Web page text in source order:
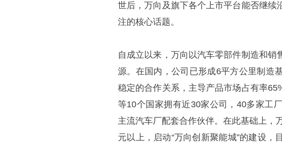
世后，万向及旗下各个上市平台能否继续
注的核心话题。
自成立以来，万向以汽车零部件制造和
源。在国内，公司已形成6平方公里制造
稳定的合作关系，主导产品市场占有率
等10个国家拥有近30家公司，40多家工
主流汽车厂配套合作伙伴。在此基础上，
元以上，启动“万向创新聚能城”的建设